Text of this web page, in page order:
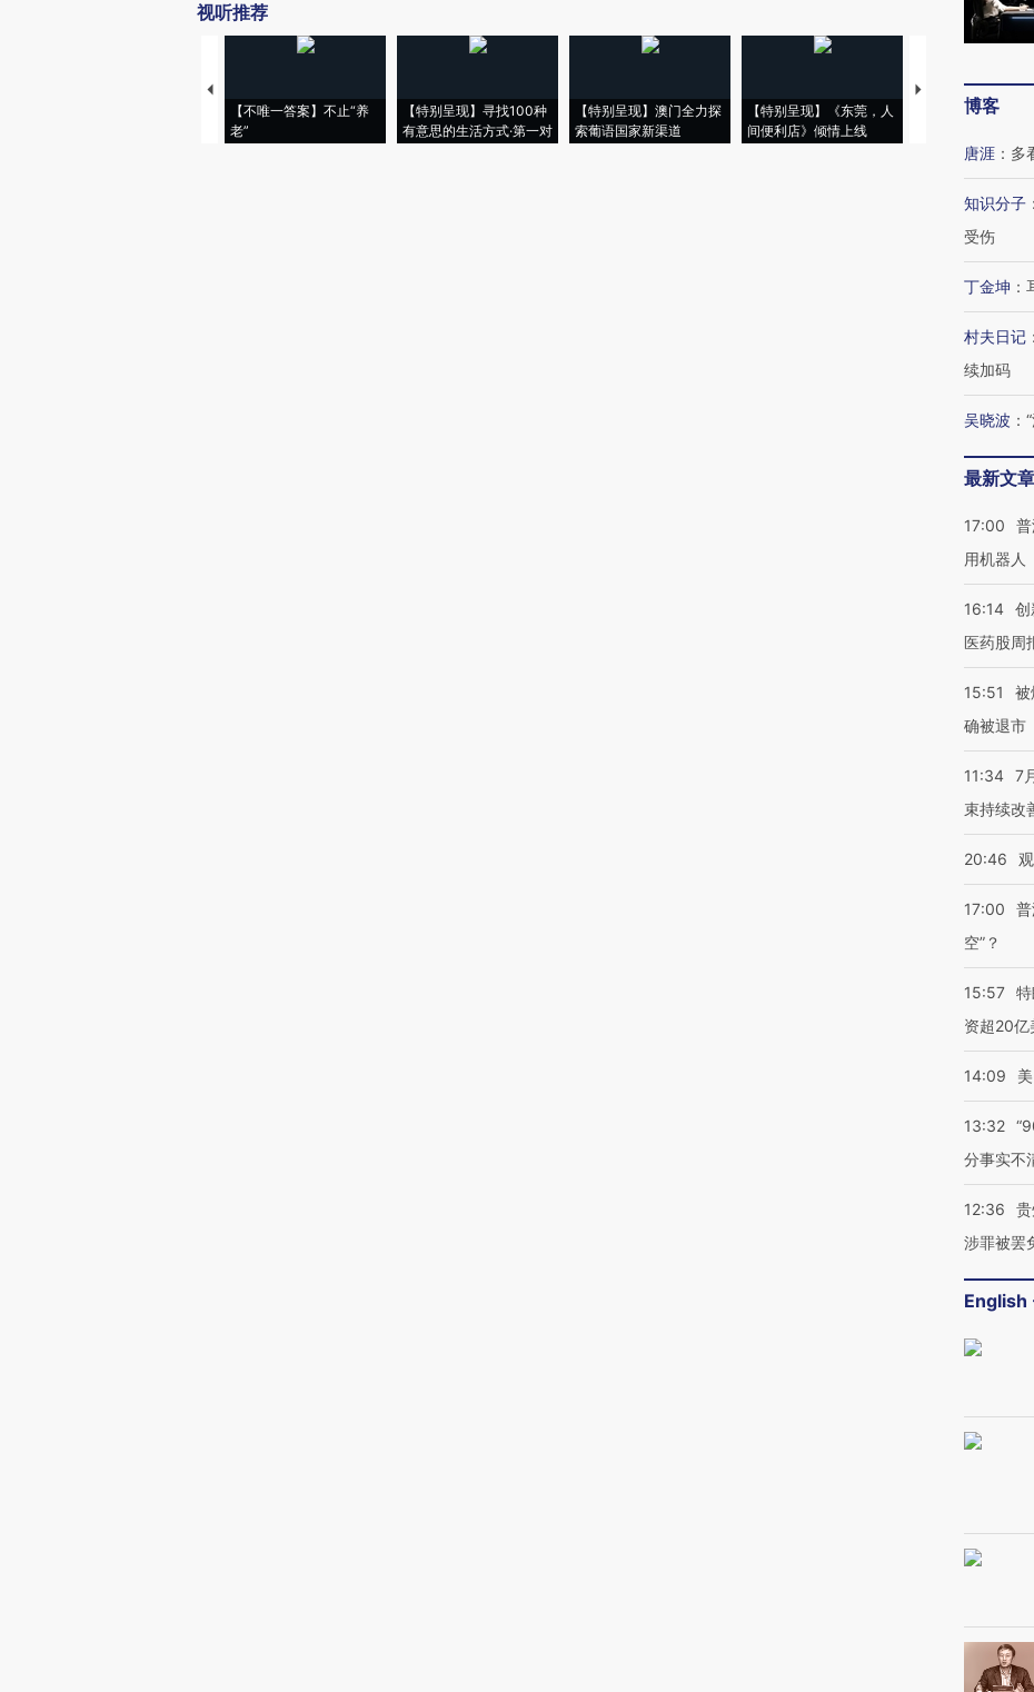
视听推荐
【不唯一答案】不止“养
老”
【特别呈现】寻找100种
有意思的生活方式·第一对
【特别呈现】澳门全力探
索葡语国家新渠道
【特别呈现】《东莞，人
间便利店》倾情上线
【推广】走进第四
会，让数智科技“链
博客
唐涯 ： 多
知识分子 ：
受伤
丁金坤 ：
村夫日记 ：
续加码
吴晓波 ：
最新文章
17:00
用机器人
16:14 创
医药股周
15:51
被
确被退市
11:34 7
束持续改
20:46
17:00
空”？
15:57
资超20亿
14:09
13:32
分事实不
12:36
涉罪被罢
English